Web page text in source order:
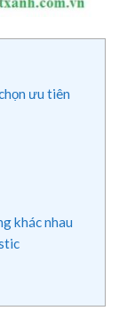
ưu tiên
khác nhau